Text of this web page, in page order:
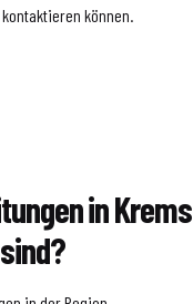
können.
in Krems